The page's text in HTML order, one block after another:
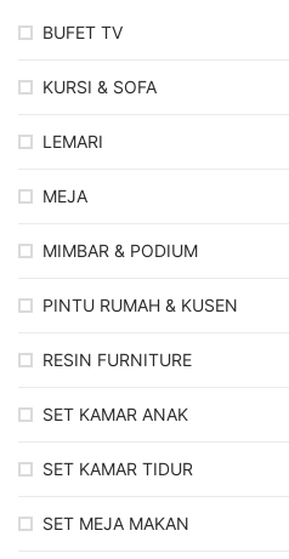
BUFET TV
KURSI & SOFA
LEMARI
MEJA
MIMBAR & PODIUM
PINTU RUMAH & KUSEN
RESIN FURNITURE
SET KAMAR ANAK
SET KAMAR TIDUR
SET MEJA MAKAN